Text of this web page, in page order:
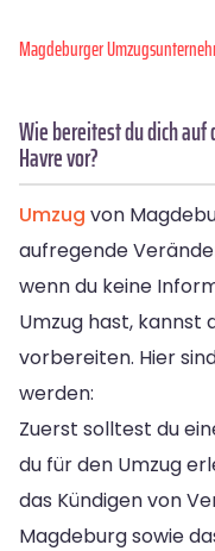
Magdeburger
Wie bereitest du dich auf
Havre vor?
Umzug von
aufregende
wenn du keine
Umzug hast, kannst
vorbereiten. Hier
werden:
Zuerst solltest du
du für den Umzug
das Kündigen von
Magdeburg sowie